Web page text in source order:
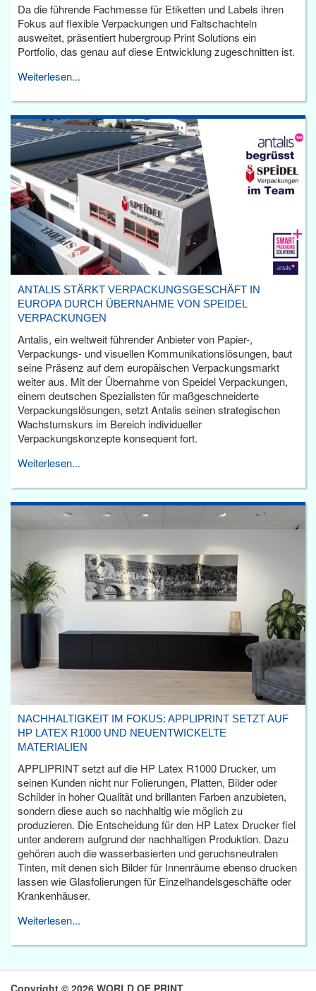
Da die führende Fachmesse für Etiketten und Labels ihren
Fokus auf flexible Verpackungen und Faltschachteln
ausweitet, präsentiert hubergroup Print Solutions ein
Portfolio, das genau auf diese Entwicklung zugeschnitten ist.
Weiterlesen...
ANTALIS STÄRKT VERPACKUNGSGESCHÄFT IN
EUROPA DURCH ÜBERNAHME VON SPEIDEL
VERPACKUNGEN
Antalis, ein weltweit führender Anbieter von Papier-,
Verpackungs- und visuellen Kommunikationslösungen, baut
seine Präsenz auf dem europäischen Verpackungsmarkt
weiter aus. Mit der Übernahme von Speidel Verpackungen,
einem deutschen Spezialisten für maßgeschneiderte
Verpackungslösungen, setzt Antalis seinen strategischen
Wachstumskurs im Bereich individueller
Verpackungskonzepte konsequent fort.
Weiterlesen...
NACHHALTIGKEIT IM FOKUS: APPLIPRINT SETZT AUF
HP LATEX R1000 UND NEUENTWICKELTE
MATERIALIEN
APPLIPRINT setzt auf die HP Latex R1000 Drucker, um
seinen Kunden nicht nur Folierungen, Platten, Bilder oder
Schilder in hoher Qualität und brillanten Farben anzubieten,
sondern diese auch so nachhaltig wie möglich zu
produzieren. Die Entscheidung für den HP Latex Drucker fiel
unter anderem aufgrund der nachhaltigen Produktion. Dazu
gehören auch die wasserbasierten und geruchsneutralen
Tinten, mit denen sich Bilder für Innenräume ebenso drucken
lassen wie Glasfolierungen für Einzelhandelsgeschäfte oder
Krankenhäuser.
Weiterlesen...